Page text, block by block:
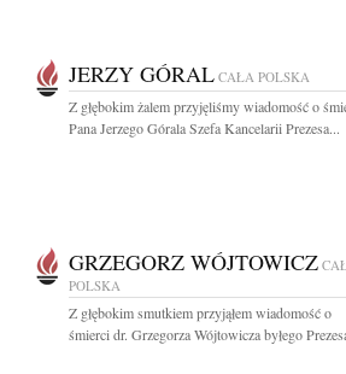
JERZY GÓRAL CAŁA POLSKA
Z głębokim żalem przyjęliśmy wiadomość o
Pana Jerzego Górala Szefa Kancelarii Prezesa...
GRZEGORZ WÓJTOWICZ
POLSKA
Z głębokim smutkiem przyjąłem wiadomość o
śmierci dr. Grzegorza Wójtowicza byłego